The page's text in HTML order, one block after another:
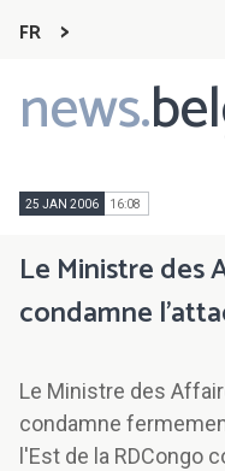
FR
news.
Main
navigation
25 JAN 2006 16:08
Le Ministre des
condamne
Le Ministre des
condamne
l'Est de la RDCongo